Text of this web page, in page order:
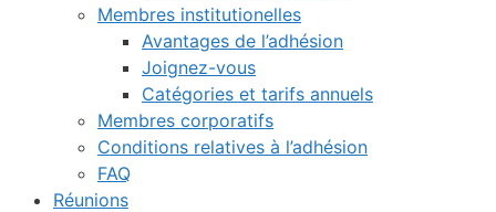
Membres institutionelles
Avantages de l’adhésion
Joignez-vous
Catégories et tarifs annuels
Membres corporatifs
Conditions relatives à l’adhésion
FAQ
Réunions